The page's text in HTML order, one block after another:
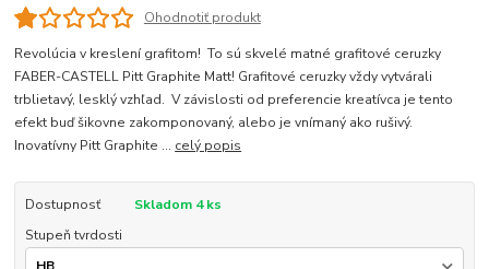
Ohodnotiť produkt
Revolúcia v kreslení grafitom! To sú skvelé matné grafitové ceruzky
FABER-CASTELL Pitt Graphite Matt! Grafitové ceruzky vždy vytvárali
trblietavý, lesklý vzhľad. V závislosti od preferencie kreatívca je tento
efekt buď šikovne zakomponovaný, alebo je vnímaný ako rušivý.
Inovatívny Pitt Graphite ... celý popis
Dostupnosť
Skladom 4 ks
Stupeň tvrdosti